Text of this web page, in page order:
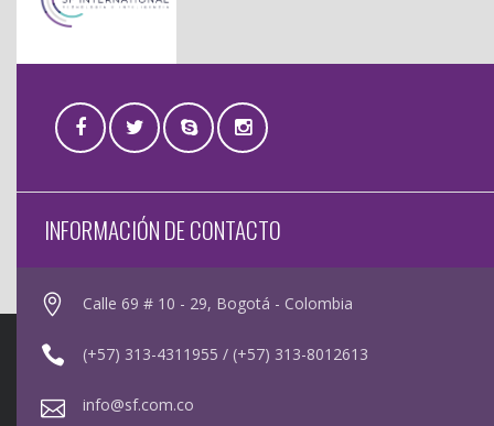
INFORMACIÓN DE CONTACTO
Calle 69 # 10 - 29, Bogotá - Colombia
(+57) 313-4311955 / (+57) 313-8012613
info@sf.com.co